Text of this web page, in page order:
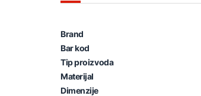
Brand
Bar kod
Tip proizvoda
Materijal
Dimenzije